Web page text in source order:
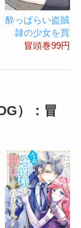
酔っぱらい盗賊、
隷の少女を買う
冒頭巻99円
）：冒